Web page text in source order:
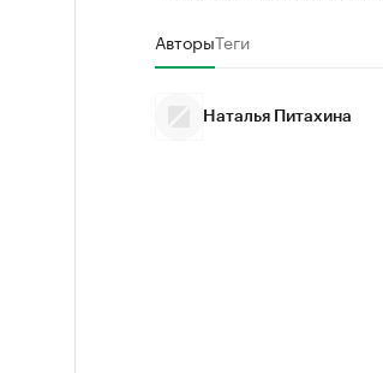
АвторыТеги
Наталья Питахина